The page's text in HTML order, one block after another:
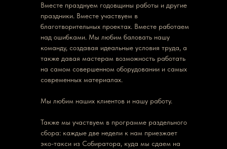
Вместе празднуем годовщины работы и другие
праздники. Вместе участвуем в
благотворительных проектах. Вместе работаем
над ошибками. Мы любим баловать нашу
команду, создавая идеальные условия труда, а
также давая мастерам возможность работать
на самом совершенном оборудовании и самых
современных материалах.
Мы любим наших клиентов и нашу работу.
Также мы участвуем в программе раздельного
сбора: каждые две недели к нам приезжает
эко-такси из Собиратора, куда мы сдаем на